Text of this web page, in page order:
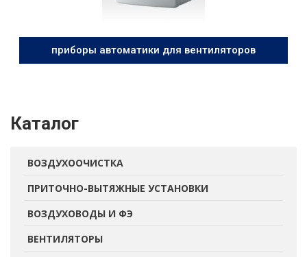
приборы автоматики для вентиляторов
Каталог
ВОЗДУХООЧИСТКА
ПРИТОЧНО-ВЫТЯЖНЫЕ УСТАНОВКИ
ВОЗДУХОВОДЫ И ФЭ
ВЕНТИЛЯТОРЫ